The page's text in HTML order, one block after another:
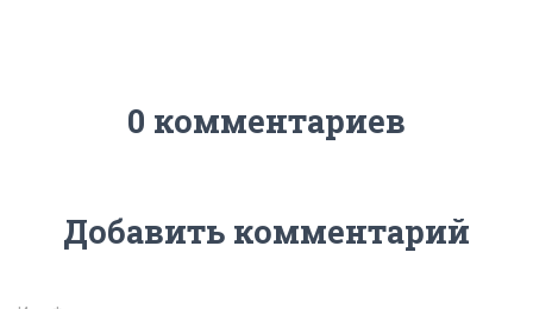
0 комментариев
Добавить комментарий